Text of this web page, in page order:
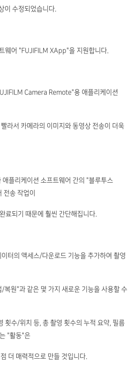
이 수정되었습니다.
웨어 "FUJIFILM XApp"을 지원합니다.
Camera Remote"용 애플리케이션
라서 카메라의 이미지와 동영상 전송이 더욱
애플리케이션 소프트웨어 간의 "블루투스
전송 작업이
료되기 때문에 훨씬 간단해집니다.
터의 액세스/다운로드 기능을 추가하여 촬영
복원"과 같은 몇 가지 새로운 기능을 사용할 수
횟수/위치 등, 총 촬영 횟수의 누적 요약, 필름
"활동"은
더 매력적으로 만들 것입니다.